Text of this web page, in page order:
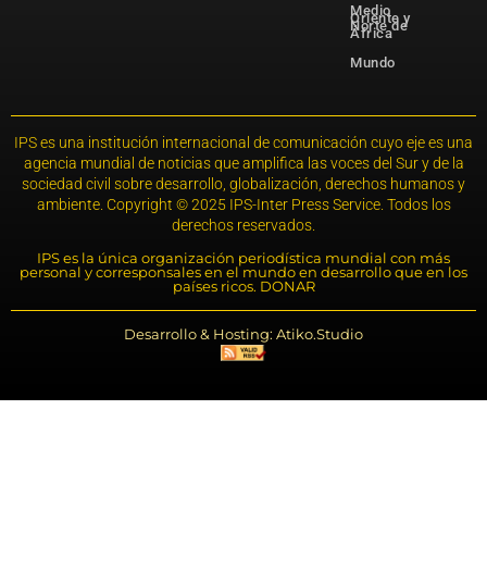
Medio
Oriente y
Norte de
África
Mundo
IPS es una institución internacional de comunicación cuyo eje es una
agencia mundial de noticias que amplifica las voces del Sur y de la
sociedad civil sobre desarrollo, globalización, derechos humanos y
ambiente. Copyright © 2025 IPS-Inter Press Service. Todos los
derechos reservados.
IPS es la única organización periodística mundial con más
personal y corresponsales en el mundo en desarrollo que en los
países ricos. DONAR
Desarrollo & Hosting: Atiko.Studio